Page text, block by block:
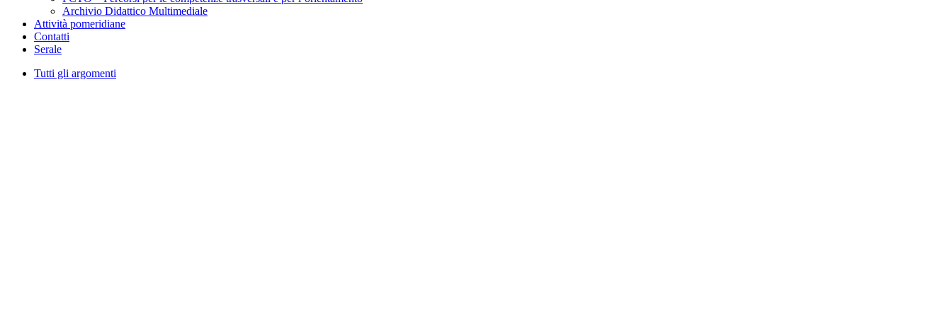
Archivio Didattico Multimediale
Attività pomeridiane
Contatti
Serale
Tutti gli argomenti